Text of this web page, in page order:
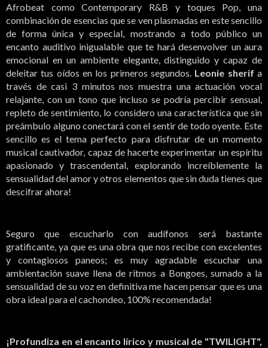
Afrobeat como Contemporary R&B y toques Pop, una
combinación de esencias que se ven plasmadas en este sencillo
de forma única y especial, mostrando a todo público un
encanto auditivo inigualable que te hará desenvolver un aura
emocional en un ambiente elegante, distinguido y capaz de
deleitar tus oídos en los primeros segundos. Leonie sherif a
través de casi 3 minutos nos muestra una actuación vocal
relajante, con un tono que incluso se podría percibir sensual,
repleto de sentimiento, lo considero una característica que sin
preámbulo alguno conectará con el sentir de todo oyente. Este
sencillo es el tema perfecto para disfrutar de un momento
musical cautivador, capaz de hacerte experimentar un espíritu
apasionado y trascendental, explorando increíblemente la
sensualidad del amor y otros elementos que sin duda tienes que
descifrar ahora!
Seguro que escucharlo con audífonos será bastante
gratificante, ya que es una obra que nos recibe con excelentes
y contagiosos paneos; es muy agradable escuchar una
ambientación suave llena de ritmos a Bongoes, sumado a la
sensualidad de su voz en definitiva me hacen pensar que es una
obra ideal para el cachondeo, 100% recomendada!
¡Profundiza en el encanto lírico y musical de "TWILIGHT",